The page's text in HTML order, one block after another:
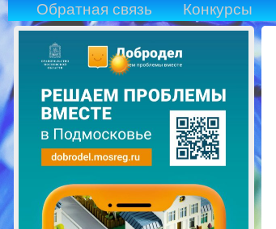
Обратная связь
Конкурсы